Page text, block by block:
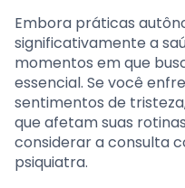
Embora práticas
significativamente a
momentos em que
essencial. Se você
sentimentos de
que afetam suas
considerar a consulta
psiquiatra.